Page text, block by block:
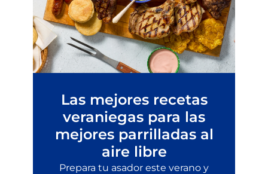
Las mejores recetas
veraniegas para las
mejores parrilladas al
aire libre
Prepara tu asador este verano y